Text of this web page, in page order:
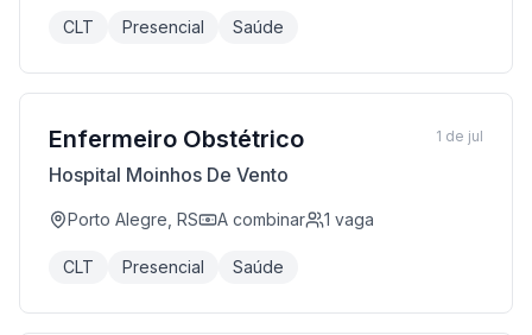
CLT Presencial Saúde
Enfermeiro Obstétrico
Hospital Moinhos De Vento
Porto Alegre, RS A combinar 1 vaga
CLT Presencial Saúde
1 de jul